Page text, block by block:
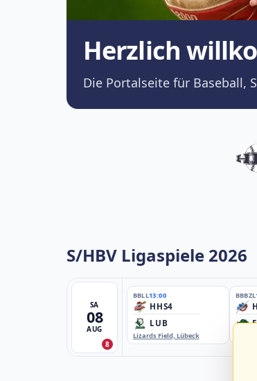
Herzlich
Die Portalseite für Baseball,
S/HBV Ligaspiele 2026
SA
08
AUG
8
BBLL13:00
HHS4
LUB
Lizards Field, Lübeck
BBBZL